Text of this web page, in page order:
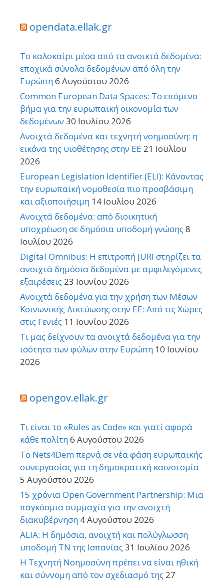
opendata.ellak.gr
Το καλοκαίρι μέσα από τα ανοικτά δεδομένα:
εποχικά σύνολα δεδομένων από όλη την
Ευρώπη6 Αυγούστου 2026
Common European Data Spaces: Το επόμενο
βήμα για την ευρωπαϊκή οικονομία των
δεδομένων 30 Ιουλίου 2026
Ανοιχτά δεδομένα και τεχνητή νοημοσύνη: η
εικόνα της υιοθέτησης στην ΕΕ 21 Ιουλίου
2026
European Legislation Identifier (ELI): Κάνοντας
την ευρωπαϊκή νομοθεσία πιο προσβάσιμη
και αξιοποιήσιμη 14 Ιουλίου 2026
Ανοιχτά δεδομένα: από διοικητική
υποχρέωση σε δημόσια υποδομή γνώσης 8
Ιουλίου 2026
Digital Omnibus: Η επιτροπή JURI στηρίζει τα
ανοιχτά δημόσια δεδομένα με αμφιλεγόμενες
εξαιρέσεις 23 Ιουνίου 2026
Ανοιχτά δεδομένα για την χρήση των Μέσων
Κοινωνικής Δικτύωσης στην ΕΕ: Από τις Χώρες
στις Γενιές 11 Ιουνίου 2026
Τι μας δείχνουν τα ανοιχτά δεδομένα για την
ισότητα των φύλων στην Ευρώπη 10 Ιουνίου
2026
opengov.ellak.gr
Τι είναι το «Rules as Code» και γιατί αφορά
κάθε πολίτη6 Αυγούστου 2026
Το Nets4Dem περνά σε νέα φάση ευρωπαϊκής
συνεργασίας για τη δημοκρατική καινοτομία
5 Αυγούστου 2026
15 χρόνια Open Government Partnership: Μια
παγκόσμια συμμαχία για την ανοιχτή
διακυβέρνηση 4 Αυγούστου 2026
ALIA: Η δημόσια, ανοιχτή και πολύγλωσση
υποδομή ΤΝ της Ισπανίας 31 Ιουλίου 2026
Η Τεχνητή Νοημοσύνη πρέπει να είναι ηθική
και σύννομη από τον σχεδιασμό της 27